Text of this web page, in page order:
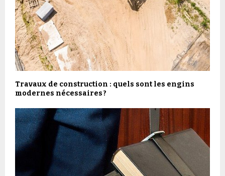
Travaux de construction : quels sont les engins
modernes nécessaires ?